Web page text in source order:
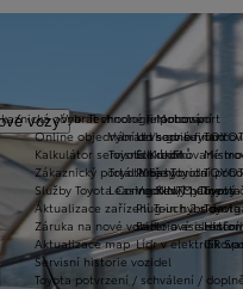
vozyVybrat vhodné financování
Vybrat vhodné
Toyota Kredit
Toyota Easy
Leasing KINTO One
zóna
Online objednání do servisu
Kalkulátor servisních úkonů
Zákaznický portál Moje Toyota
Služby Toyota Connected/MyToyota
Aktualizace zařízení Touch 2 s
Záruka na nové vozidlo a asistenční
Aktualizace map
Servisní historie vozidel
Toyota potvrzení / schválení /
Technologie pohonu
Let's go beyond
Elektrifikované
Plně hybridní
Vodíkový palivový
Plug-in hybrid
Bateriové
Lídr v
Motorsport
GR